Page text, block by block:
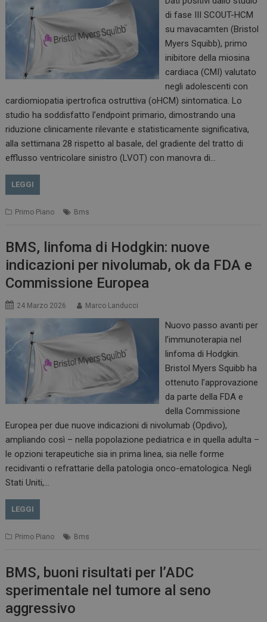
di fase III SCOUT-HCM
su mavacamten (Bristol
Myers Squibb), primo
inibitore della miosina
cardiaca (CMI) valutato
negli adolescenti con
cardiomiopatia ipertrofica ostruttiva (oHCM) sintomatica. Lo
studio ha soddisfatto l’endpoint primario, dimostrando una
riduzione clinicamente rilevante e statisticamente significativa,
alla settimana 28 rispetto al basale, del gradiente del tratto di
efflusso ventricolare sinistro (LVOT) con manovra di…
LEGGI
Primo Piano Bms
BMS, linfoma di Hodgkin: nuove
indicazioni per nivolumab, ok da FDA e
Commissione Europea
24 Marzo 2026 Marco Landucci
Nuovo passo avanti per
l’immunoterapia nel
linfoma di Hodgkin.
Bristol Myers Squibb ha
ottenuto l’approvazione
da parte della FDA e
della Commissione
Europea per due nuove indicazioni di nivolumab (Opdivo),
ampliando così – nella popolazione pediatrica e in quella adulta –
le opzioni terapeutiche sia in prima linea, sia nelle forme
recidivanti o refrattarie della patologia onco-ematologica. Negli
Stati Uniti,…
LEGGI
Primo Piano Bms
BMS, buoni risultati per l’ADC
sperimentale nel tumore al seno
aggressivo